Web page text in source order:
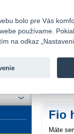
Fio
Máte
bolo pre Vás
používame.
na odkaz